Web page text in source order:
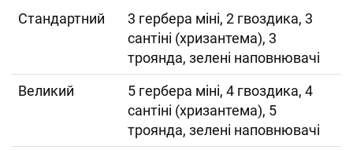
Cтандартний
3 гербера міні, 2 гвоздика, 3
сантіні (хризантема), 3
троянда, зелені наповнювачі
Великий
5 гербера міні, 4 гвоздика, 4
сантіні (хризантема), 5
троянда, зелені наповнювачі